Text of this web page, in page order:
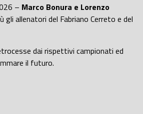
– Marco Bonura e Lorenzo
gli allenatori del Fabriano Cerreto e del
dai rispettivi campionati ed
il futuro.